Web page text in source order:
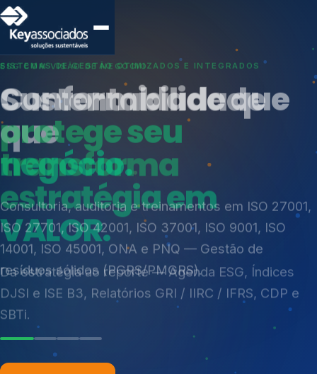
SISTEMAS DE GESTÃO OTIMIZADOS E INTEGRADOS
Conformidade que
protege seu
negócio.
Consultoria, auditoria e treinamentos em ISO 27001,
ISO 27701, ISO 42001, ISO 37001, ISO 9001, ISO
14001, ISO 45001, ONA e PNQ — Gestão de
resíduos sólidos (PGRS/PMGRS).
Índices de Mercado
Mudanças Climáticas
Reputação e Cadeia
Reporte Regulatório